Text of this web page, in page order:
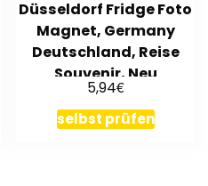
Düsseldorf Fridge Foto
Magnet, Germany
Deutschland, Reise
Souvenir, Neu
5,94€
selbst prüfen